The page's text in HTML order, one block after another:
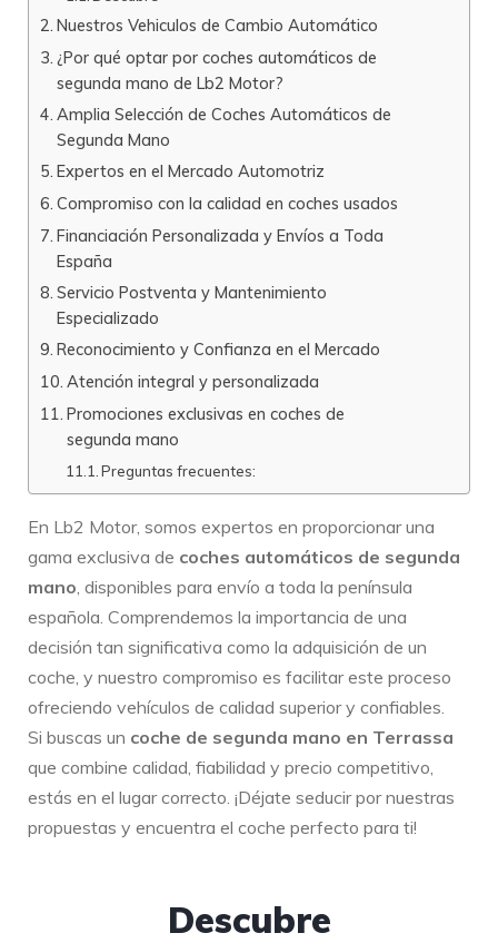
Nuestros Vehiculos de Cambio Automático
¿Por qué optar por coches automáticos de
segunda mano de Lb2 Motor?
Amplia Selección de Coches Automáticos de
Segunda Mano
Expertos en el Mercado Automotriz
Compromiso con la calidad en coches usados
Financiación Personalizada y Envíos a Toda
España
Servicio Postventa y Mantenimiento
Especializado
Reconocimiento y Confianza en el Mercado
Atención integral y personalizada
Promociones exclusivas en coches de
segunda mano
Preguntas frecuentes:
En Lb2 Motor, somos expertos en proporcionar una
gama exclusiva de coches automáticos de segunda
mano , disponibles para envío a toda la península
española. Comprendemos la importancia de una
decisión tan significativa como la adquisición de un
coche, y nuestro compromiso es facilitar este proceso
ofreciendo vehículos de calidad superior y confiables.
Si buscas un coche de segunda mano en Terrassa
que combine calidad, fiabilidad y precio competitivo,
estás en el lugar correcto. ¡Déjate seducir por nuestras
propuestas y encuentra el coche perfecto para ti!
Descubre